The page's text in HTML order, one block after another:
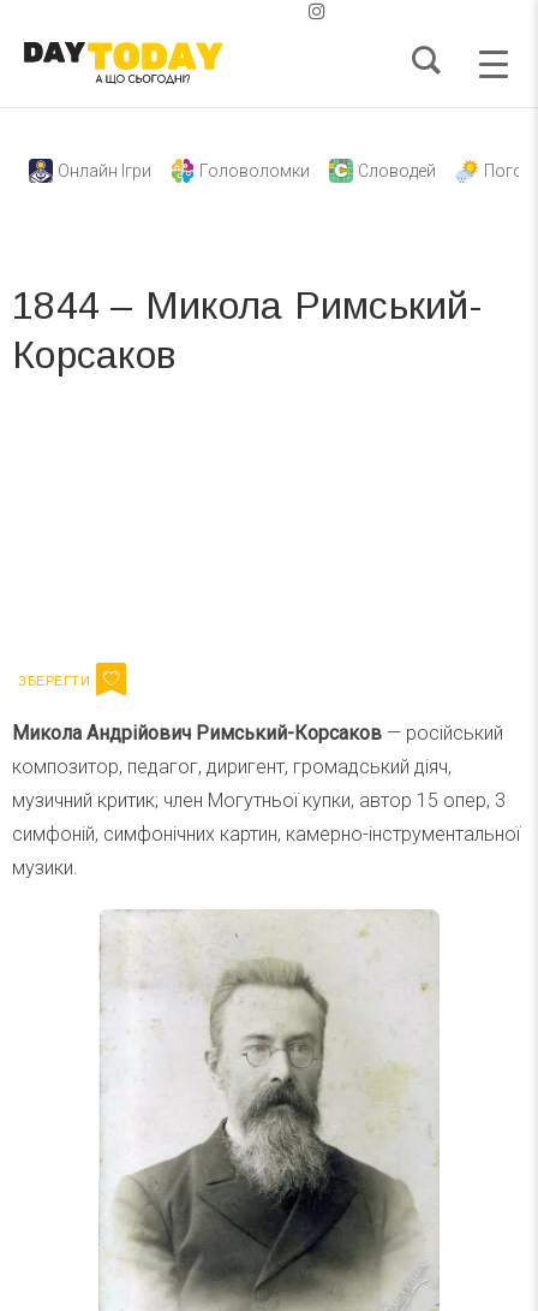
Онлайн Ігри Головоломки Словодей
1844 – Микола Римський-
Корсаков
Микола Андрійович Римський-Корсаков — російський
композитор, педагог, диригент, громадський діяч,
музичний критик; член Могутньої купки, автор 15 опер, 3
симфоній, симфонічних картин, камерно-інструментальної
музики.